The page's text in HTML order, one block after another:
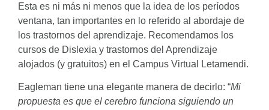
Esta es ni más ni menos que la idea de los períodos
ventana, tan importantes en lo referido al abordaje de
los trastornos del aprendizaje. Recomendamos los
cursos de Dislexia y trastornos del Aprendizaje
alojados (y gratuitos) en el Campus Virtual Letamendi.
Eagleman tiene una elegante manera de decirlo: “Mi
propuesta es que el cerebro funciona siguiendo un